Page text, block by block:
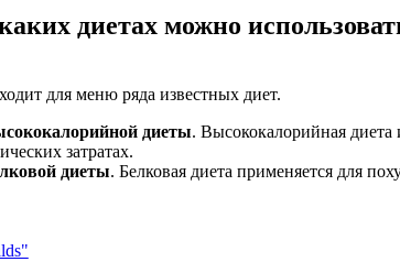
диетах можно
для меню ряда известных диет.
диеты. Высококалорийная диета
затратах.
диеты. Белковая диета применяется для